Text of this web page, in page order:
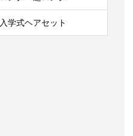
入学式ヘアセット